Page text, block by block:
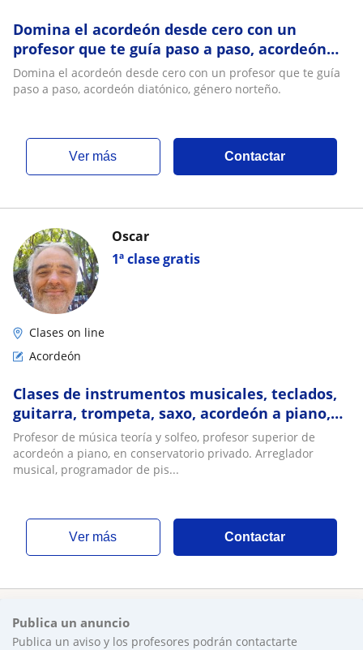
Domina el acordeón desde cero con un
profesor que te guía paso a paso, acordeón
diatónico, género norteño
Domina el acordeón desde cero con un profesor que te guía
paso a paso, acordeón diatónico, género norteño.
ver más Contactar
1ª clase gratis
Oscar
Clases on line
Acordeón
Clases de instrumentos musicales, teclados,
guitarra, trompeta, saxo, acordeón a piano,
etc
Profesor de música teoría y solfeo, profesor superior de
acordeón a piano, en conservatorio privado. Arreglador
musical, programador de pis...
ver más Contactar
Publica un anuncio
Publica un aviso y los profesores podrán contactarte